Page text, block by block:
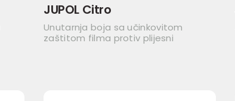
JUPOL Citro
Unutarnja boja sa učinkovitom
zaštitom filma protiv plijesni